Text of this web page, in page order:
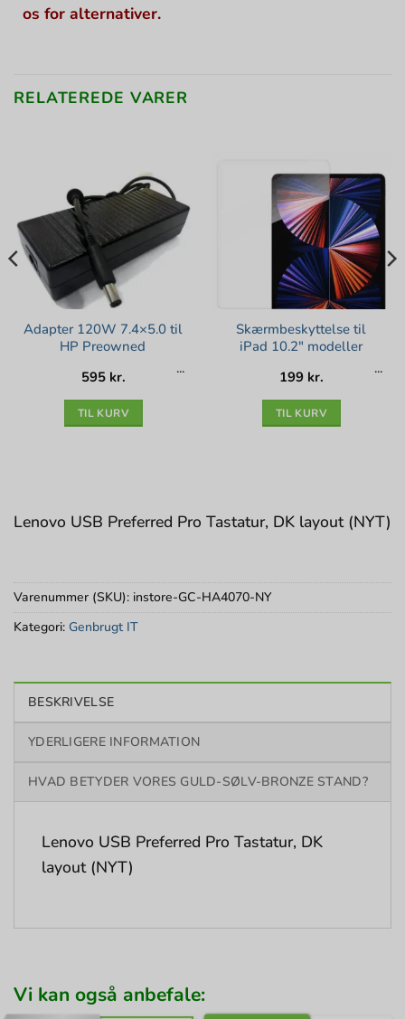
os for alternativer.
RELATEREDE VARER
Adapter 120W 7.4×5.0 til
HP Preowned
595 kr.
TIL KURV
Skærmbeskyttelse til
iPad 10.2″ modeller
199 kr.
TIL KURV
Lenovo USB Preferred Pro Tastatur, DK layout (NYT)
Varenummer (SKU): instore-GC-HA4070-NY
Kategori: Genbrugt IT
BESKRIVELSE
YDERLIGERE INFORMATION
HVAD BETYDER VORES GULD-SØLV-BRONZE STAND?
Lenovo USB Preferred Pro Tastatur, DK
layout (NYT)
Vi kan også anbefale: